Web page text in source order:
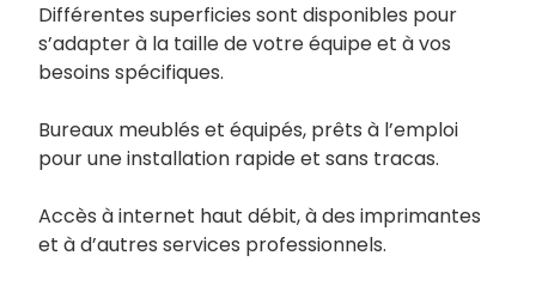
Différentes superficies sont disponibles pour
s’adapter à la taille de votre équipe et à vos
besoins spécifiques.
Bureaux meublés et équipés, prêts à l’emploi
pour une installation rapide et sans tracas.
Accès à internet haut débit, à des imprimantes
et à d’autres services professionnels.